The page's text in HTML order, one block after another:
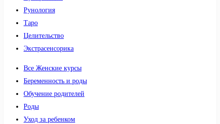
Рунология
Таро
Целительство
Экстрасенсорика
Все Женские курсы
Беременность и роды
Обучение родителей
Роды
Уход за ребенком